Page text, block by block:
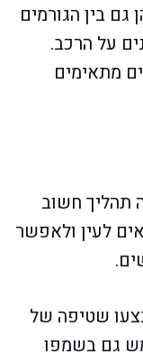
גם בין הגורמים
על הרכב.
מתאימים
תהליך חשוב
לעין ולאפשר
שטיפה של
גם בשמפו